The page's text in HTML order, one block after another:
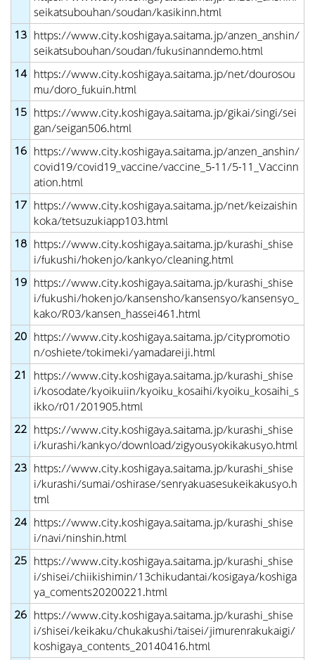
seikatsubouhan/soudan/kasikinn.html
13 https://www.city.koshigaya.saitama.jp/anzen_anshin/
seikatsubouhan/soudan/fukusinanndemo.html
14 https://www.city.koshigaya.saitama.jp/net/dourosou
mu/doro_fukuin.html
15 https://www.city.koshigaya.saitama.jp/gikai/singi/sei
gan/seigan506.html
16 https://www.city.koshigaya.saitama.jp/anzen_anshin/
covid19/covid19_vaccine/vaccine_5-11/5-11_Vaccinn
ation.html
17 https://www.city.koshigaya.saitama.jp/net/keizaishin
koka/tetsuzukiapp103.html
18 https://www.city.koshigaya.saitama.jp/kurashi_shise
i/fukushi/hokenjo/kankyo/cleaning.html
19 https://www.city.koshigaya.saitama.jp/kurashi_shise
i/fukushi/hokenjo/kansensho/kansensyo/kansensyo_
kako/R03/kansen_hassei461.html
20 https://www.city.koshigaya.saitama.jp/citypromotio
n/oshiete/tokimeki/yamadareiji.html
21
https://www.city.koshigaya.saitama.jp/kurashi_shise
i/kosodate/kyoikuiin/kyoiku_kosaihi/kyoiku_kosaihi_s
ikko/r01/201905.html
22 https://www.city.koshigaya.saitama.jp/kurashi_shise
i/kurashi/kankyo/download/zigyousyokikakusyo.html
23 https://www.city.koshigaya.saitama.jp/kurashi_shise
i/kurashi/sumai/oshirase/senryakuasesukeikakusyo.h
tml
24 https://www.city.koshigaya.saitama.jp/kurashi_shise
i/navi/ninshin.html
25 https://www.city.koshigaya.saitama.jp/kurashi_shise
i/shisei/chiikishimin/13chikudantai/kosigaya/koshiga
ya_coments20200221.html
26 https://www.city.koshigaya.saitama.jp/kurashi_shise
i/shisei/keikaku/chukakushi/taisei/jimurenrakukaigi/
koshigaya_contents_20140416.html